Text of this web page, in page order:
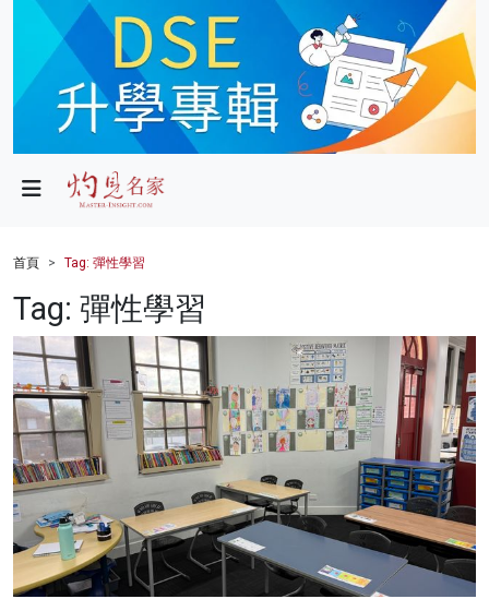
政局
財經
健康
商業
科技
影片
名家榜
灼見活動
首頁 Tag: 彈性學習
Tag: 彈性學習